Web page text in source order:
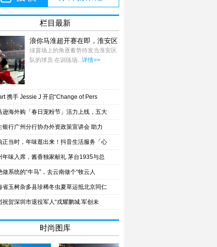
栏目最新
浪你马淮超开赛在即，淮安区
队蓄力备战
绿茵场上的角逐蓄势待发当淮安区
队的球员 在训练场...详情>>
携手 Jessie J 开启“Change of Pers
逊海外购「春日宠粉节」活力上线，五大
银行广州分行协办外资政策宣讲会 助力
正当时，年味逛出来！抖音生活服务「心
年味入席，酱香独家献礼 茅台1935与总
做系统的“牛马”，去云南做个“牧云人
省玉树杂多县珍稀冬虫夏草运抵北京同仁
祝贺深圳市退役军人“戎耀鹏城.军创未
时尚图库